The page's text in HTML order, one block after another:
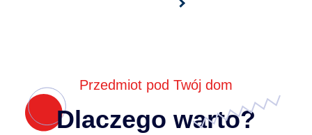
Przedmiot pod Twój dom
Dlaczego warto?